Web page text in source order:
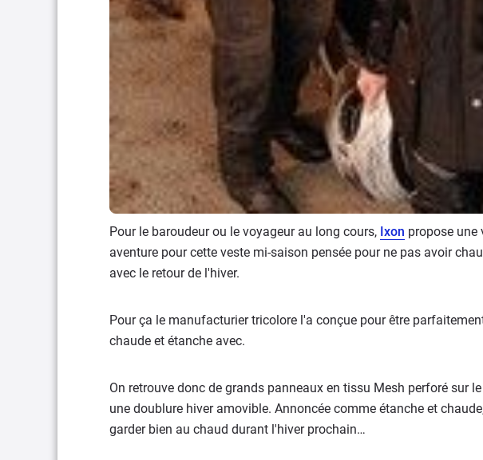
Pour le baroudeur ou le voyageur au long cours, Ixon propose une
aventure pour cette veste mi-saison pensée pour ne pas avoir
avec le retour de l'hiver.
Pour ça le manufacturier tricolore l'a conçue pour être
chaude et étanche avec.
On retrouve donc de grands panneaux en tissu Mesh perforé sur
une doublure hiver amovible. Annoncée comme étanche et
garder bien au chaud durant l'hiver prochain…